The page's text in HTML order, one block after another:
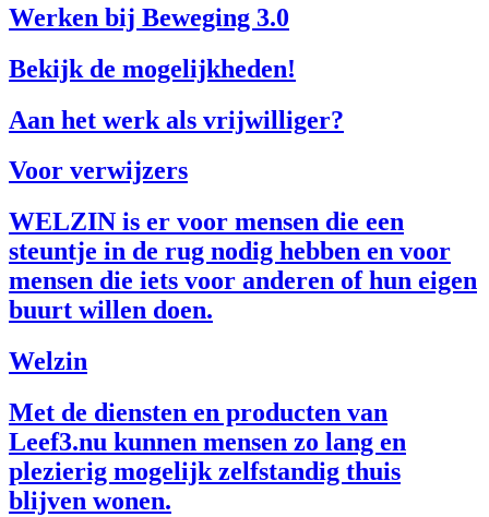
Werken bij Beweging 3.0
Bekijk de mogelijkheden!
Aan het werk als vrijwilliger?
Voor verwijzers
WELZIN is er voor mensen die een
steuntje in de rug nodig hebben en voor
mensen die iets voor anderen of hun eigen
buurt willen doen.
Welzin
Met de diensten en producten van
Leef3.nu kunnen mensen zo lang en
plezierig mogelijk zelfstandig thuis
blijven wonen.